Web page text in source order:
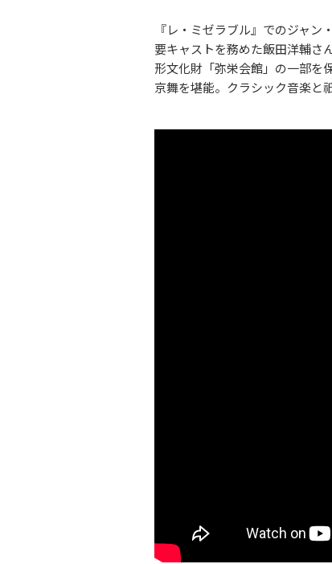
『レ・ミゼラブル』でのジャ
要キャストを務めた飯田洋輔さ
形文化財「弥栄会館」の一部を
京舞を堪能。クラシック音楽と